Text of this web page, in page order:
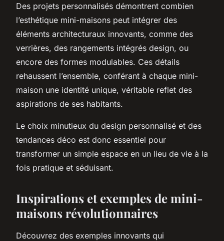
Des projets personnalisés démontrent combien
l’esthétique mini-maisons peut intégrer des
éléments architecturaux innovants, comme des
verrières, des rangements intégrés design, ou
encore des formes modulables. Ces détails
rehaussent l’ensemble, conférant à chaque mini-
maison une identité unique, véritable reflet des
aspirations de ses habitants.
Le choix minutieux du design personnalisé et des
tendances déco est donc essentiel pour
transformer un simple espace en un lieu de vie à la
fois pratique et séduisant.
Inspirations et exemples de mini-
maisons révolutionnaires
Découvrez des exemples innovants qui